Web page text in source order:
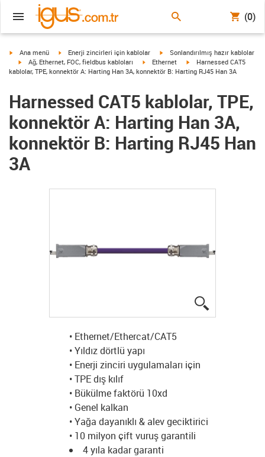
(0)
igus-icon-arrow-right
Ana menü igus-icon-arrow-right
Enerji zincirleri için kablolar igus-icon-arrow-right
Sonlandırılmış hazır kablolar
igus-icon-arrow-right
Ağ, Ethernet, FOC, fieldbus kabloları igus-icon-arrow-right
Ethernet igus-icon-arrow-right
Harnessed CAT5
kablolar, TPE, konnektör A: Harting Han 3A, konnektör B: Harting RJ45 Han 3A
Harnessed CAT5 kablolar, TPE,
konnektör A: Harting Han 3A,
konnektör B: Harting RJ45 Han
3A
• Ethernet/Ethercat/CAT5
• Yıldız dörtlü yapı
• Enerji zinciri uygulamaları için
• TPE dış kılıf
• Bükülme faktörü 10xd
• Genel kalkan
• Yağa dayanıklı & alev geciktirici
• 10 milyon çift vuruş garantili
4 yıla kadar garanti